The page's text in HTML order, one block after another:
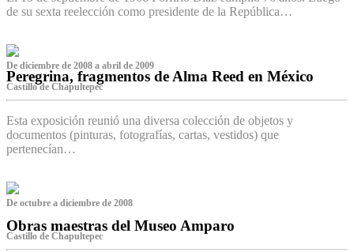
de su sexta reelección como presidente de la República…
De diciembre de 2008 a abril de 2009
Peregrina, fragmentos de Alma Reed en México
Castillo de Chapultepec
Esta exposición reunió una diversa colección de objetos y
documentos (pinturas, fotografías, cartas, vestidos) que
pertenecían…
De octubre a diciembre de 2008
Obras maestras del Museo Amparo
Castillo de Chapultepec